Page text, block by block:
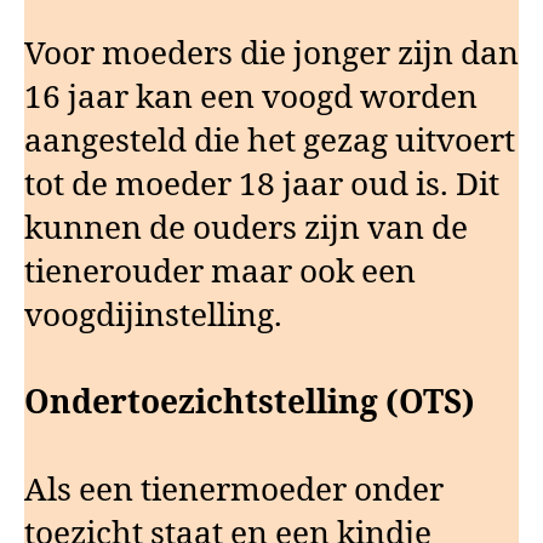
Voor moeders die jonger zijn dan
16 jaar kan een voogd worden
aangesteld die het gezag uitvoert
tot de moeder 18 jaar oud is. Dit
kunnen de ouders zijn van de
tienerouder maar ook een
voogdijinstelling.
Ondertoezichtstelling (OTS)
Als een tienermoeder onder
toezicht staat en een kindje